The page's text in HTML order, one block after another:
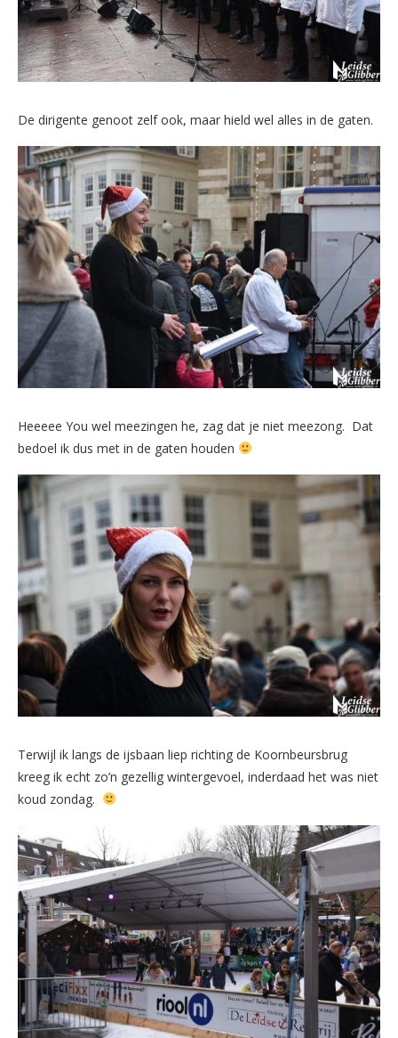
De dirigente genoot zelf ook, maar hield wel alles in de gaten.
Heeeee You wel meezingen he, zag dat je niet meezong. Dat
bedoel ik dus met in de gaten houden
Terwijl ik langs de ijsbaan liep richting de Koornbeursbrug
kreeg ik echt zo’n gezellig wintergevoel, inderdaad het was niet
koud zondag.